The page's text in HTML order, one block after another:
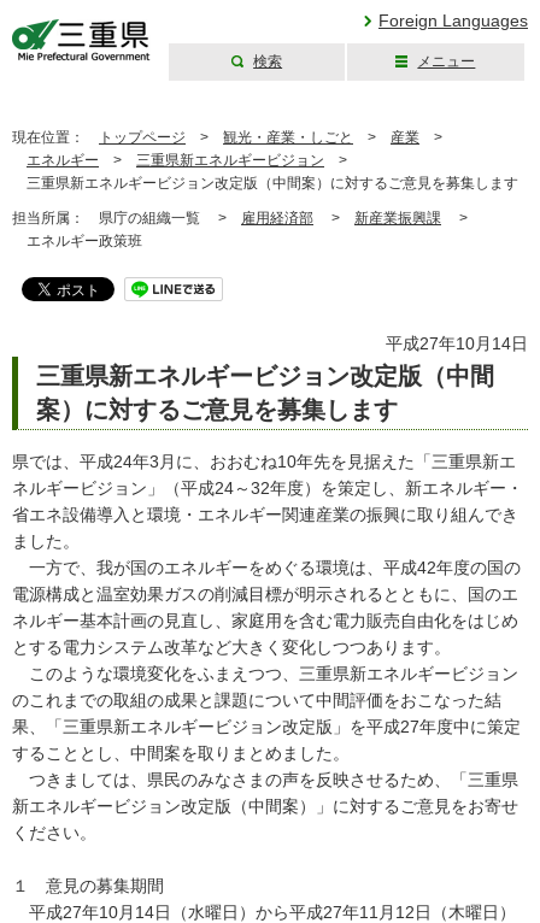
Foreign Languages
検索 メニュー
現在位置： トップページ > 観光・産業・しごと > 産業 >
エネルギー > 三重県新エネルギービジョン >
三重県新エネルギービジョン改定版（中間案）に対するご意見を募集します
担当所属： 県庁の組織一覧 > 雇用経済部 > 新産業振興課 >
エネルギー政策班
平成27年10月14日
三重県新エネルギービジョン改定版（中間
案）に対するご意見を募集します
県では、平成24年3月に、おおむね10年先を見据えた「三重県新エ
ネルギービジョン」（平成24～32年度）を策定し、新エネルギー・
省エネ設備導入と環境・エネルギー関連産業の振興に取り組んでき
ました。
一方で、我が国のエネルギーをめぐる環境は、平成42年度の国の
電源構成と温室効果ガスの削減目標が明示されるとともに、国のエ
ネルギー基本計画の見直し、家庭用を含む電力販売自由化をはじめ
とする電力システム改革など大きく変化しつつあります。
このような環境変化をふまえつつ、三重県新エネルギービジョン
のこれまでの取組の成果と課題について中間評価をおこなった結
果、「三重県新エネルギービジョン改定版」を平成27年度中に策定
することとし、中間案を取りまとめました。
つきましては、県民のみなさまの声を反映させるため、「三重県
新エネルギービジョン改定版（中間案）」に対するご意見をお寄せ
ください。
１ 意見の募集期間
平成27年10月14日（水曜日）から平成27年11月12日（木曜日）